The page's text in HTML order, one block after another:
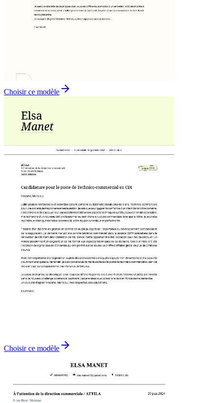
Choisir ce modèle
Choisir ce modèle